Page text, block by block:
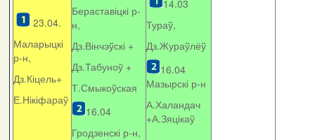
23.04.
Маларыцкі
р-н,
Дз.Кіцель+
Е.Нікіфараў
Бераставіцкі р-
н,
Дз.Вінчэўскі +
Дз.Табуноў +
Т.Смыкоўская
16.04
Гродзенскі р-н,
14.03
Тураў,
Дз.Жураўлёў
16.04
Мазырскі р-н
А.Халандач
+А.Зяцікаў